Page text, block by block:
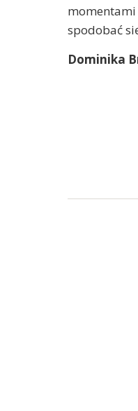
momentami
spodobać
Dominika